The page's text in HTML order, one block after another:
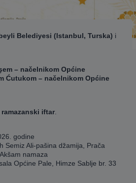
Belediyesi (Istanbul, Turska) i
– načelnikom Općine
Ćutukom – načelnikom Općine
ramazanski iftar.
godine
Semiz Ali-pašina džamija, Prača
namaza
Općine Pale, Himze Sablje br. 33